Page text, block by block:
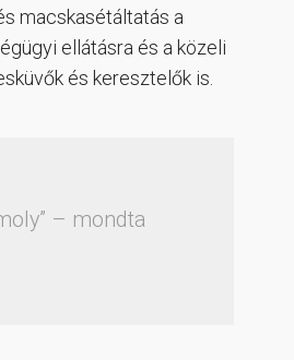
macskasétáltatás a
ellátásra és a közeli
és keresztelők is.
– mondta